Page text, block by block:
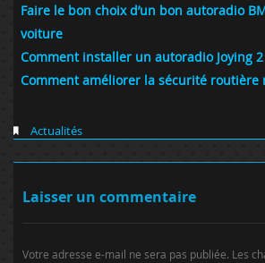
Faire le bon choix d’un bon autoradio
voiture
Comment installer un autoradio Joying 2
Comment améliorer la sécurité routière
Actualités
Laisser un commentaire
Votre adresse e-mail ne sera pas publiée. Les